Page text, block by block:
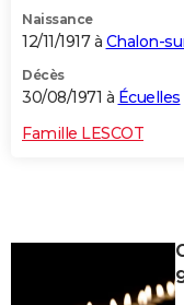
Naissance
12/11/1917 à Chalon-
Décès
30/08/1971 à Écuelles
Famille LESCOT